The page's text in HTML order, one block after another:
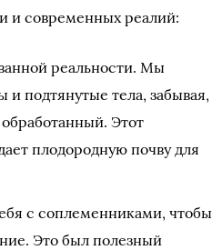
и современных реалий:
реальности. Мы
подтянутые тела, забывая,
Этот
плодородную почву для
с соплеменниками, чтобы
Это был полезный